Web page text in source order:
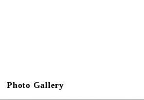
Photo Gallery